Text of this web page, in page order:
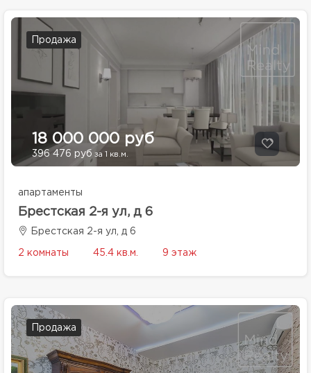
Продажа
18 000 000 руб
396 476 руб за 1 кв.м.
апартаменты
Брестская 2-я ул, д 6
Брестская 2-я ул, д 6
2 комнаты 45.4 кв.м. 9 этаж
Продажа